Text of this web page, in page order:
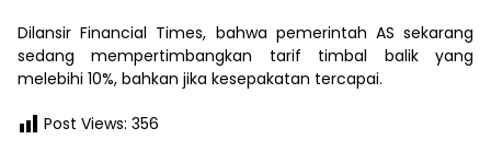
Dilansir Financial Times, bahwa pemerintah AS sekarang
sedang mempertimbangkan tarif timbal balik yang
melebihi 10%, bahkan jika kesepakatan tercapai.
Post Views: 356